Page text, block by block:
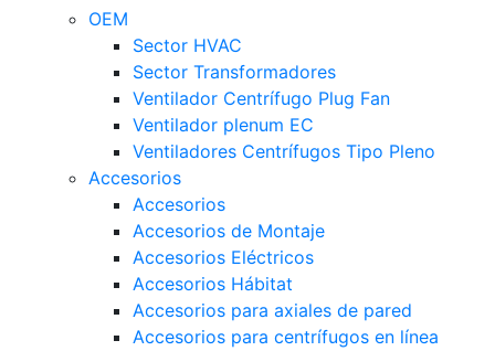
OEM
Sector HVAC
Sector Transformadores
Ventilador Centrífugo Plug Fan
Ventilador plenum EC
Ventiladores Centrífugos Tipo Pleno
Accesorios
Accesorios
Accesorios de Montaje
Accesorios Eléctricos
Accesorios Hábitat
Accesorios para axiales de pared
Accesorios para centrífugos en línea